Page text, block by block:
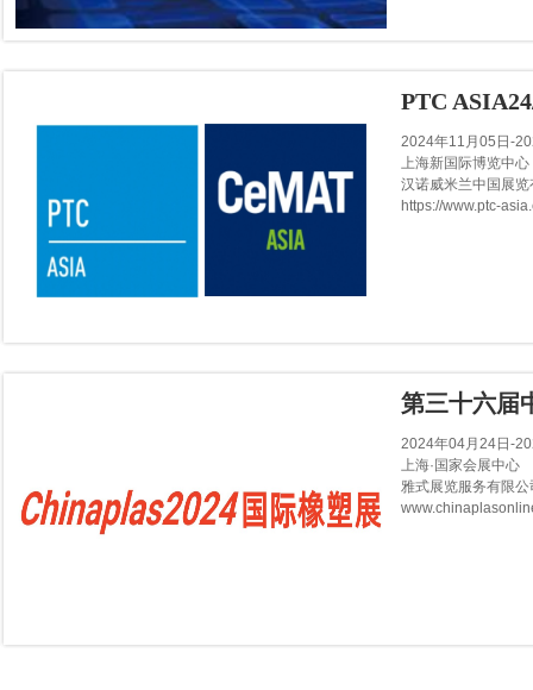
PTC
2024年11月05日-
上海新国际博览中心
汉诺威米兰中国展览
https://www.ptc-
第三十六届
2024年04月24日-
上海·国家会展中心
雅式展览服务有限公